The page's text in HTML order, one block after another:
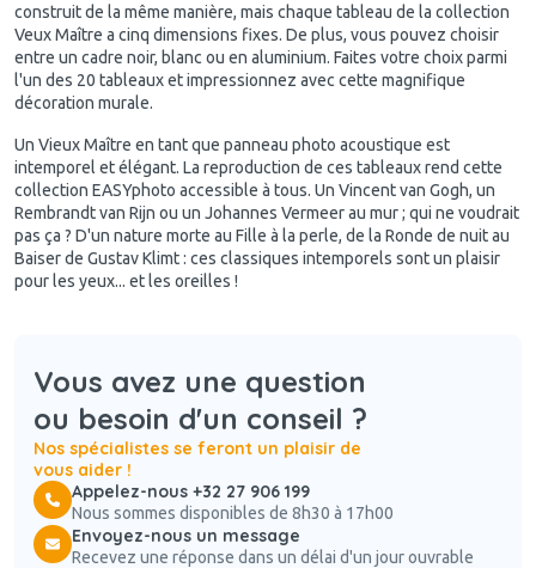
construit de la même manière, mais chaque tableau de la collection
Veux Maître a cinq dimensions fixes. De plus, vous pouvez choisir
entre un cadre noir, blanc ou en aluminium. Faites votre choix parmi
l'un des 20 tableaux et impressionnez avec cette magnifique
décoration murale.
Un Vieux Maître en tant que panneau photo acoustique est
intemporel et élégant. La reproduction de ces tableaux rend cette
collection EASYphoto accessible à tous. Un Vincent van Gogh, un
Rembrandt van Rijn ou un Johannes Vermeer au mur ; qui ne voudrait
pas ça ? D'un nature morte au Fille à la perle, de la Ronde de nuit au
Baiser de Gustav Klimt : ces classiques intemporels sont un plaisir
pour les yeux... et les oreilles !
Vous avez une question
ou besoin d'un conseil ?
Nos spécialistes se feront un plaisir de
vous aider !
Appelez-nous +32 27 906 199
Nous sommes disponibles de 8h30 à 17h00
Envoyez-nous un message
Recevez une réponse dans un délai d'un jour ouvrable